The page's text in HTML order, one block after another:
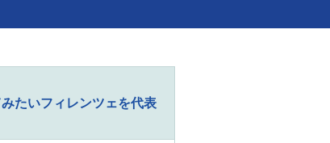
たいフィレンツェを代表